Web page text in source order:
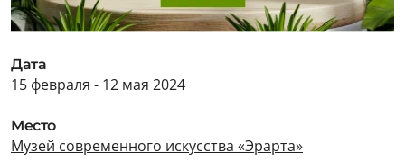
Дата
15 февраля - 12 мая 2024
Место
Музей современного искусства «Эрарта»